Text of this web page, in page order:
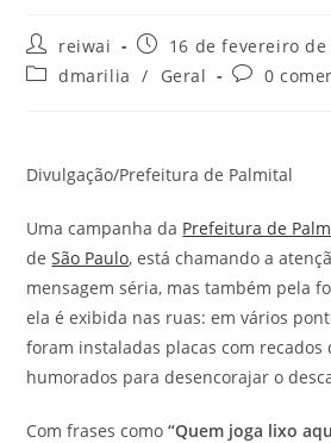
Autor
do
post:
reiwai
Post
publicado:
16 de fevereiro de
Categoria
dmarilia / Geral 0
Divulgação/Prefeitura de Palmital
Uma campanha da Prefeitura de
deSão Paulo, está chamando a
mensagem séria, mas também pela
ela é exibida nas ruas: em vários
foram instaladas placas com recados
humorados para desencorajar o
Com frases como“Quem joga lixo